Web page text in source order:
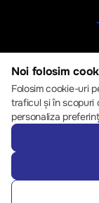
Noi folosim
Folosim cookie-uri
traficul și în scopuri
personaliza